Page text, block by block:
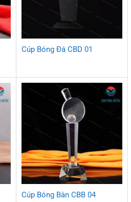
Cúp Bóng Đá CBD 01
Cúp Bóng Bàn CBB 04